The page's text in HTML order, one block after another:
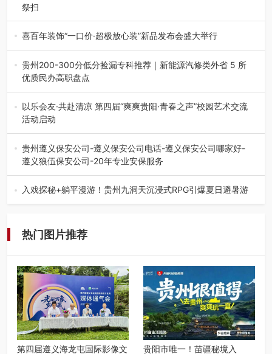
祭扫
八一建军节到来之际，由贵州省退役军人事务厅指导，贵阳
市退役军人事务局联合贵州广电…
喜百年装饰“一口价·超极放心装”新品发布会盛大举行
2026年7月31日，喜百年装饰“一口价·超极放心装”新品发布
会在贵阳隆重举行。…
贵州200-300分低分捡漏专科推荐｜新能源汽修类外省 5 所
优质民办高职盘点
在贵州省高考志愿填报体系中，200至300分数段考生可选择
的省内工科、新能源汽车…
以乐会友·共赴清凉 第四届“爽爽贵阳·青春之声”校园艺术交流
活动启动
七月的贵阳，清风送爽，第四届“爽爽贵阳·青春之声”校园管
弦乐（合唱）艺术交流活动…
贵州遵义保安公司-遵义保安公司电话-遵义保安公司哪家好-
遵义狼伍保安公司-20年专业安保服务
在遵义，不管是企业园区运营、小区物业管理、建筑工地施
工、商业商场经营，还是举办各…
入戏探秘+躺平漫游！贵州九洞天沉浸式RPG引爆夏日避暑游
热门图片推荐
第四届遵义海龙屯国际影像文 贵阳市唯一！苗疆秘境入